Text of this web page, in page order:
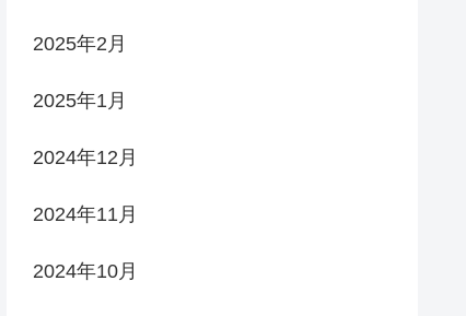
2025年2月
2025年1月
2024年12月
2024年11月
2024年10月